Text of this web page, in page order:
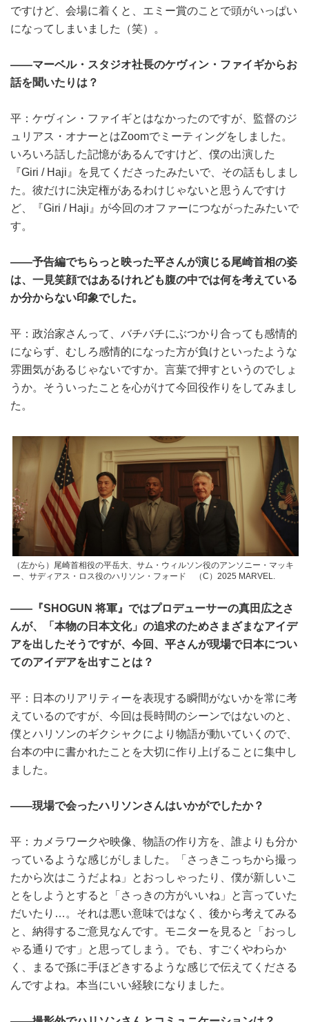
ですけど、会場に着くと、エミー賞のことで頭がいっぱい
になってしまいました（笑）。
――マーベル・スタジオ社長のケヴィン・ファイギからお
話を聞いたりは？
平：ケヴィン・ファイギとはなかったのですが、監督のジ
ュリアス・オナーとはZoomでミーティングをしました。
いろいろ話した記憶があるんですけど、僕の出演した
『Giri / Haji』を見てくださったみたいで、その話もしまし
た。彼だけに決定権があるわけじゃないと思うんですけ
ど、『Giri / Haji』が今回のオファーにつながったみたいで
す。
――予告編でちらっと映った平さんが演じる尾崎首相の姿
は、一見笑顔ではあるけれども腹の中では何を考えている
か分からない印象でした。
平：政治家さんって、バチバチにぶつかり合っても感情的
にならず、むしろ感情的になった方が負けといったような
雰囲気があるじゃないですか。言葉で押すというのでしょ
うか。そういったことを心がけて今回役作りをしてみまし
た。
（左から）尾崎首相役の平岳大、サム・ウィルソン役のアンソニー・マッキ
ー、サディアス・ロス役のハリソン・フォード （C）2025 MARVEL.
――『SHOGUN 将軍』ではプロデューサーの真田広之さ
んが、「本物の日本文化」の追求のためさまざまなアイデ
アを出したそうですが、今回、平さんが現場で日本につい
てのアイデアを出すことは？
平：日本のリアリティーを表現する瞬間がないかを常に考
えているのですが、今回は長時間のシーンではないのと、
僕とハリソンのギクシャクにより物語が動いていくので、
台本の中に書かれたことを大切に作り上げることに集中し
ました。
――現場で会ったハリソンさんはいかがでしたか？
平：カメラワークや映像、物語の作り方を、誰よりも分か
っているような感じがしました。「さっきこっちから撮っ
たから次はこうだよね」とおっしゃったり、僕が新しいこ
とをしようとすると「さっきの方がいいね」と言っていた
だいたり…。それは悪い意味ではなく、後から考えてみる
と、納得するご意見なんです。モニターを見ると「おっし
ゃる通りです」と思ってしまう。でも、すごくやわらか
く、まるで孫に手ほどきするような感じで伝えてくださる
んですよね。本当にいい経験になりました。